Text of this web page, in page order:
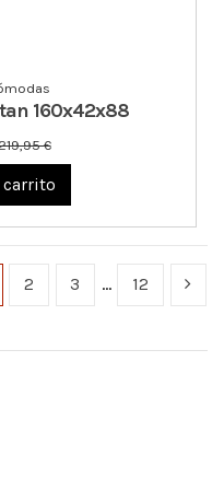
160x42x88
€
carrito
2 3 … 12